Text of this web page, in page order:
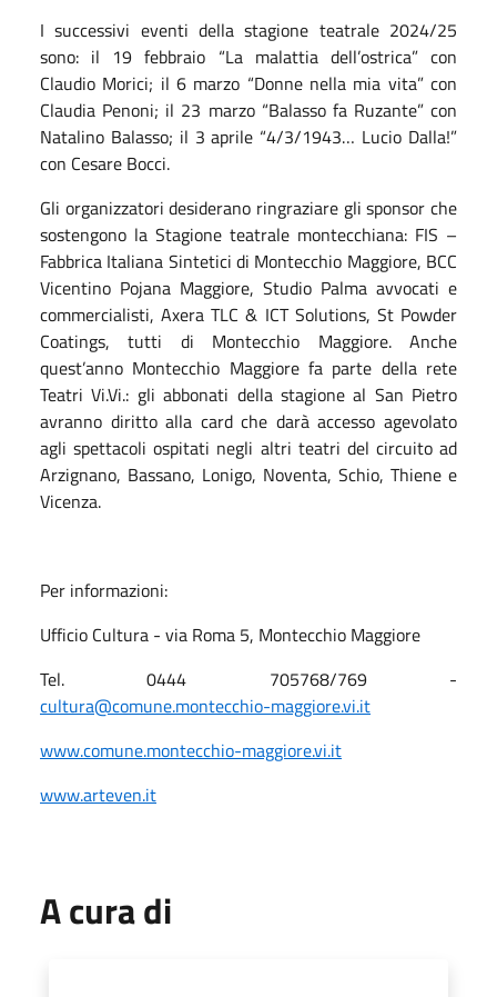
I successivi eventi della stagione teatrale 2024/25
sono: il 19 febbraio “La malattia dell’ostrica” con
Claudio Morici; il 6 marzo “Donne nella mia vita” con
Claudia Penoni; il 23 marzo “Balasso fa Ruzante” con
Natalino Balasso; il 3 aprile “4/3/1943… Lucio Dalla!”
con Cesare Bocci.
Gli organizzatori desiderano ringraziare gli sponsor che
sostengono la Stagione teatrale montecchiana: FIS –
Fabbrica Italiana Sintetici di Montecchio Maggiore, BCC
Vicentino Pojana Maggiore, Studio Palma avvocati e
commercialisti, Axera TLC & ICT Solutions, St Powder
Coatings, tutti di Montecchio Maggiore. Anche
quest’anno Montecchio Maggiore fa parte della rete
Teatri Vi.Vi.: gli abbonati della stagione al San Pietro
avranno diritto alla card che darà accesso agevolato
agli spettacoli ospitati negli altri teatri del circuito ad
Arzignano, Bassano, Lonigo, Noventa, Schio, Thiene e
Vicenza.
Per informazioni:
Ufficio Cultura - via Roma 5, Montecchio Maggiore
Tel. 0444 705768/769 -
cultura@comune.montecchio-maggiore.vi.it
www.comune.montecchio-maggiore.vi.it
www.arteven.it
A cura di